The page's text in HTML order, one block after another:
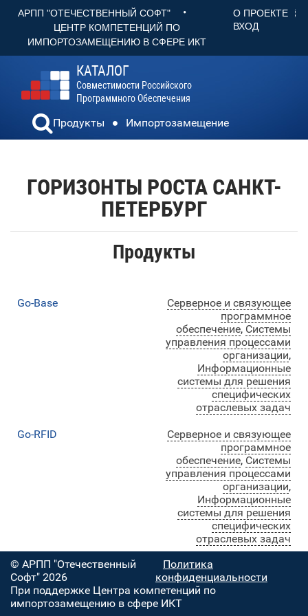
АРПП "ОТЕЧЕСТВЕННЫЙ СОФТ" •
ЦЕНТР КОМПЕТЕНЦИЙ ПО
ИМПОРТОЗАМЕЩЕНИЮ В СФЕРЕ ИКТ
О ПРОЕКТЕ
ВХОД
КАТАЛОГ
Совместимости Российского
Программного Обеспечения
Продукты Импортозамещение
ГОРИЗОНТЫ РОСТА САНКТ-
ПЕТЕРБУРГ
Продукты
Go-Base
Серверное и связующее
программное
обеспечение, Системы
управления процессами
организации,
Информационные
системы для решения
специфических
отраслевых задач
Go-RFID
Серверное и связующее
программное
обеспечение, Системы
управления процессами
организации,
Информационные
системы для решения
специфических
отраслевых задач
© АРПП "Отечественный
Софт" 2026
Политика
конфиденциальности
При поддержке Центра компетенций по
импортозамещению в сфере ИКТ